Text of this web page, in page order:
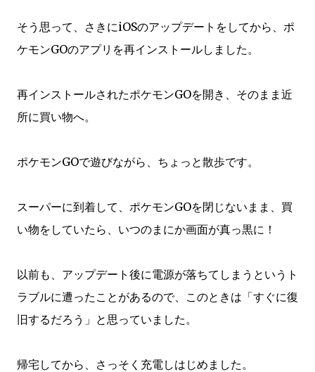
そう思って、さきにiOSのアップデートをしてから、ポ
ケモンGOのアプリを再インストールしました。
再インストールされたポケモンGOを開き、そのまま近
所に買い物へ。
ポケモンGOで遊びながら、ちょっと散歩です。
スーパーに到着して、ポケモンGOを閉じないまま、買
い物をしていたら、いつのまにか画面が真っ黒に！
以前も、アップデート後に電源が落ちてしまうというト
ラブルに遭ったことがあるので、このときは「すぐに復
旧するだろう」と思っていました。
帰宅してから、さっそく充電しはじめました。